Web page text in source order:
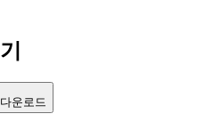
운로드